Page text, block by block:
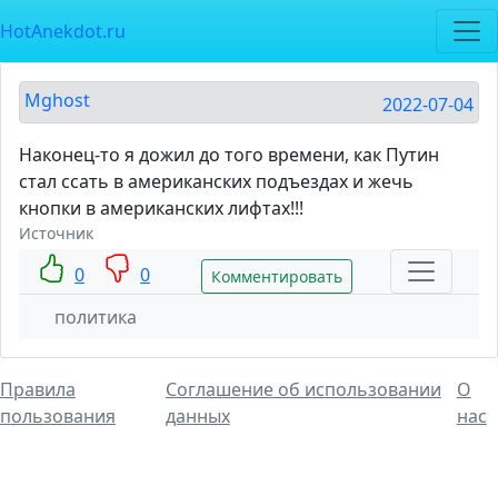
HotAnekdot.ru
Mghost 2022-07-04
Наконец-то я дожил до того времени, как Путин
стал ссать в американских подъездах и жечь
кнопки в американских лифтах!!!
Источник
0 0 Комментировать
политика
Правила
пользования
Соглашение об использовании
данных
О
нас